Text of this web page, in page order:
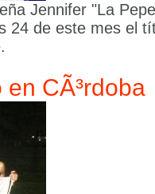
Jennifer "La
24 de este mes el
CÃ³rdoba